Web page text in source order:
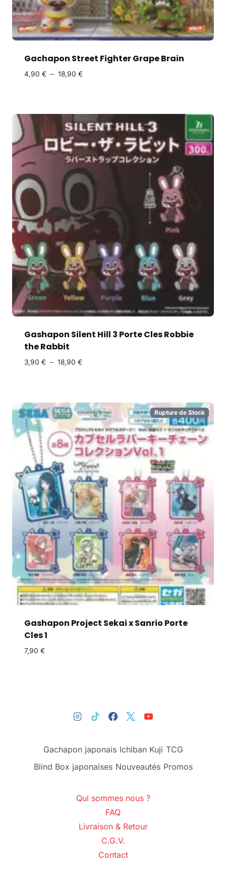
Gachapon Street Fighter Grape Brain
4,90 € – 18,90 €
Gashapon Silent Hill 3 Porte Cles Robbie
the Rabbit
3,90 € – 18,90 €
Rupture de Stock
Gashapon Project Sekai x Sanrio Porte
Cles 1
7,90 €
Gachapon japonais Ichiban Kuji TCG
Blind Box japonaises Nouveautés Promos
Qui sommes nous ?
FAQ
Livraison & Retour
C.G.V.
Contact